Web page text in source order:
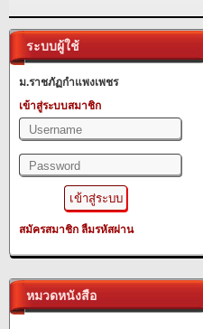
ระบบผู้ใช้
ม.ราชภัฏกำแพงเพชร
เข้าสู่ระบบสมาชิก
สมัครสมาชิก ลืมรหัสผ่าน
หมวดหนังสือ